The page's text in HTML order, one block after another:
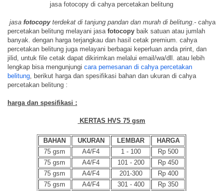
jasa fotocopy di cahya percetakan belitung
jasa fotocopyterdekat di tanjung pandan dan murah di belitung.- cahya
percetakan belitung melayani jasa fotocopy baik satuan atau jumlah
banyak. dengan harga terjangkau dan hasil cetak premium. cahya
percetakan belitung juga melayani berbagai keperluan anda print, dan
jilid, untuk file cetak dapat dikirimkan melalui email/wa/dll. atau lebih
lengkap bisa mengunjungi cara pemesanan di cahya percetakan
belitung, berikut harga dan spesifikasi bahan dan ukuran di cahya
percetakan belitung :
harga dan spesifikasi :
KERTAS HVS 75 gsm
BAHAN UKURAN LEMBAR
HARGA
75 gsm
A4/F4 1 - 100
Rp 500
75 gsm
A4/F4 101 - 200
Rp 450
75 gsm
A4/F4 201-300
Rp 400
75 gsm
A4/F4 301 - 400
Rp 350